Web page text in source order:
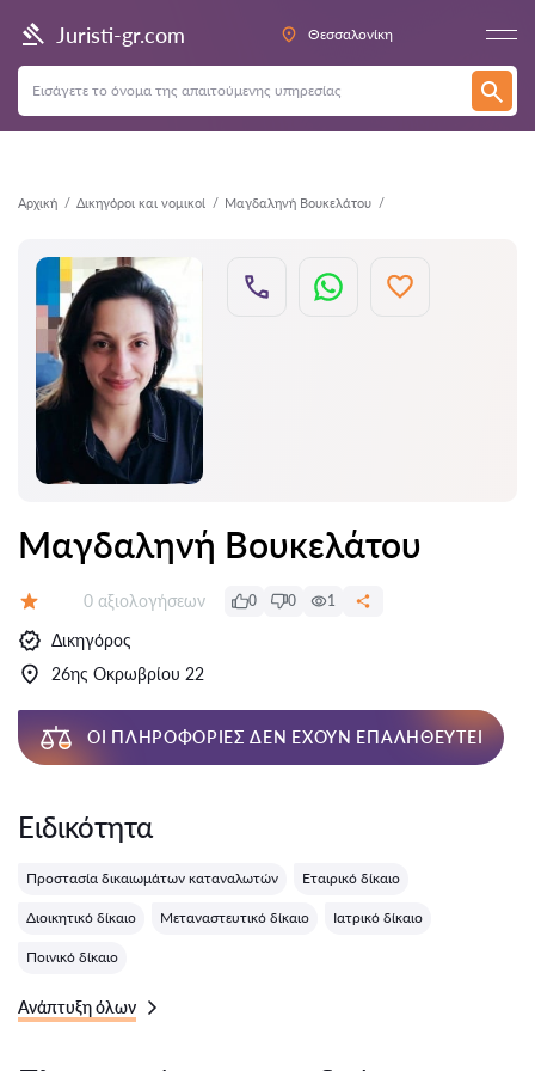
Juristi-gr.com Θεσσαλονίκη
Αρχική Δικηγόροι και νομικοί Μαγδαληνή Βουκελάτου
Πίσω
Μαγδαληνή Βουκελάτου
Αξιολογήσεις:
0 αξιολογήσεων 0 0 1
Δικηγόρος
26ης Οκρωβρίου 22
ΟΙ ΠΛΗΡΟΦΟΡΊΕΣ ΔΕΝ ΈΧΟΥΝ ΕΠΑΛΗΘΕΥΤΕΊ
Ειδικότητα
Προστασία δικαιωμάτων καταναλωτών Εταιρικό δίκαιο
Διοικητικό δίκαιο Μεταναστευτικό δίκαιο Ιατρικό δίκαιο
Ποινικό δίκαιο
Ανάπτυξη όλων